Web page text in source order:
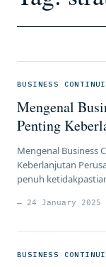
BUSINESS
Mengenal
Penting
Mengenal Business
Keberlanjutan
penuh
dari bencana alam,
tiba. Namun,
perusahaan dapat
— 24 January 2025
BUSINESS